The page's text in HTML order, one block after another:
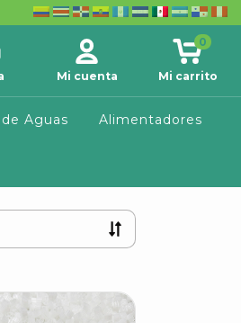
Mi cuenta Mi carrito
0
Aguas Alimentadores